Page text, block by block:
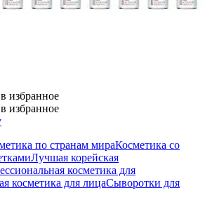
избранное
избранное
по странам мираКосметика со
Лучшая корейская
косметика для
косметика для лицаСыворотки для